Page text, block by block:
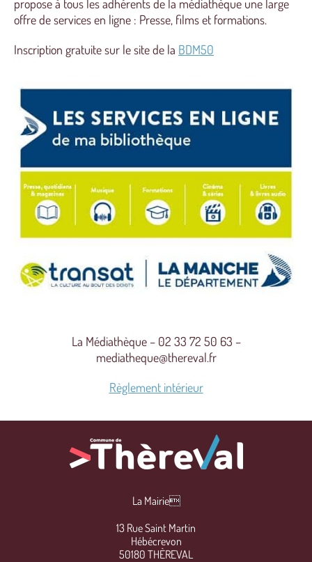
propose à tous les adhérents de la médiathèque une large
offre de services en ligne : Presse, films et formations.
Inscription gratuite sur le site de la BDM50
La Médiathèque – 02 33 72 50 63 –
mediatheque@thereval.fr
Règlement intérieur
La Mairie
13 Rue Saint Martin
Hébécrevon
50180 THÈREVAL